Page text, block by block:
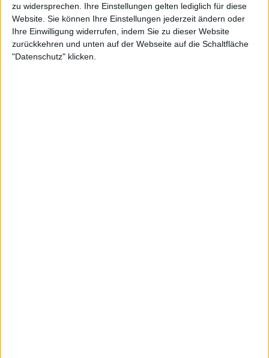
zu widersprechen. Ihre Einstellungen gelten lediglich für diese
Website. Sie können Ihre Einstellungen jederzeit ändern oder
Ihre Einwilligung widerrufen, indem Sie zu dieser Website
zurückkehren und unten auf der Webseite auf die Schaltfläche
"Datenschutz" klicken.
Sock spricht über die Enttäuschung über